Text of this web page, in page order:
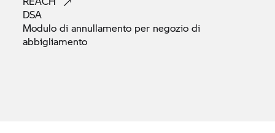
DSA
Modulo di annullamento per negozio di
abbigliamento